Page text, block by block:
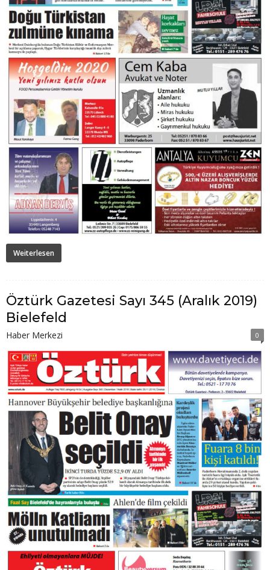
Weiterlesen
Öztürk Gazetesi Sayı 345 (Aralık 2019)
Bielefeld
Haber Merkezi 0